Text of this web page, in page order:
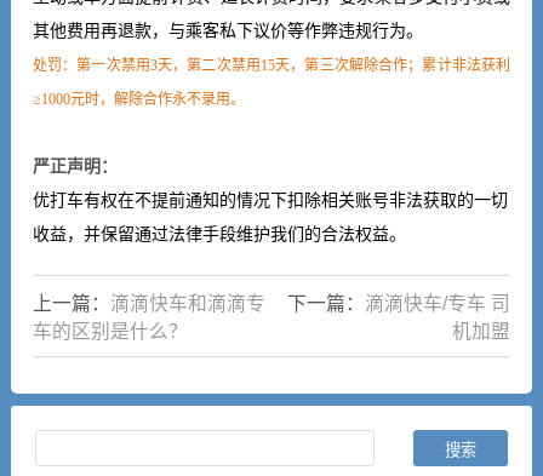
其他费用再退款，与乘客私下议价等作弊违规行为。
处罚：第一次禁用3天，第二次禁用15天，第三次解除合作；累计非法获利
≥1000元时，解除合作永不录用。
严正声明：
优打车有权在不提前通知的情况下扣除相关账号非法获取的一切
收益，并保留通过法律手段维护我们的合法权益。
上一篇： 滴滴快车和滴滴专
车的区别是什么？
下一篇： 滴滴快车/专车 司
机加盟